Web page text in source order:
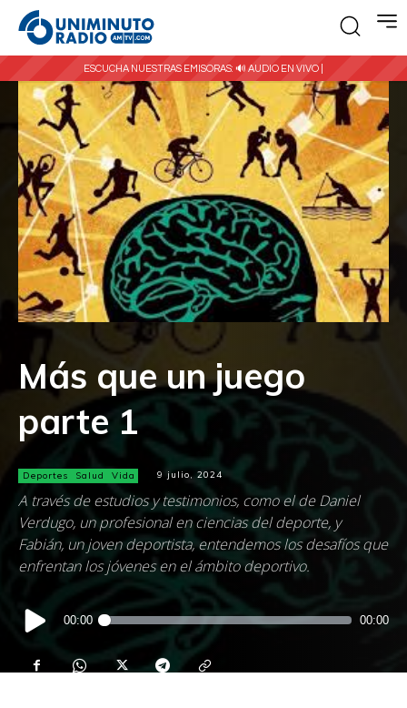
ESCUCHA NUESTRAS EMISORAS: 🔊 AUDIO EN VIVO |
Más que un juego
parte 1
Deportes Salud Vida 9 julio, 2024
A través de estudios y testimonios, como el de Daniel
Verdugo, un profesional en ciencias del deporte, y
Fabián, un joven deportista, entendemos los desafíos que
enfrentan los jóvenes en el ámbito deportivo.
Reproductor
de
00:00 00:00